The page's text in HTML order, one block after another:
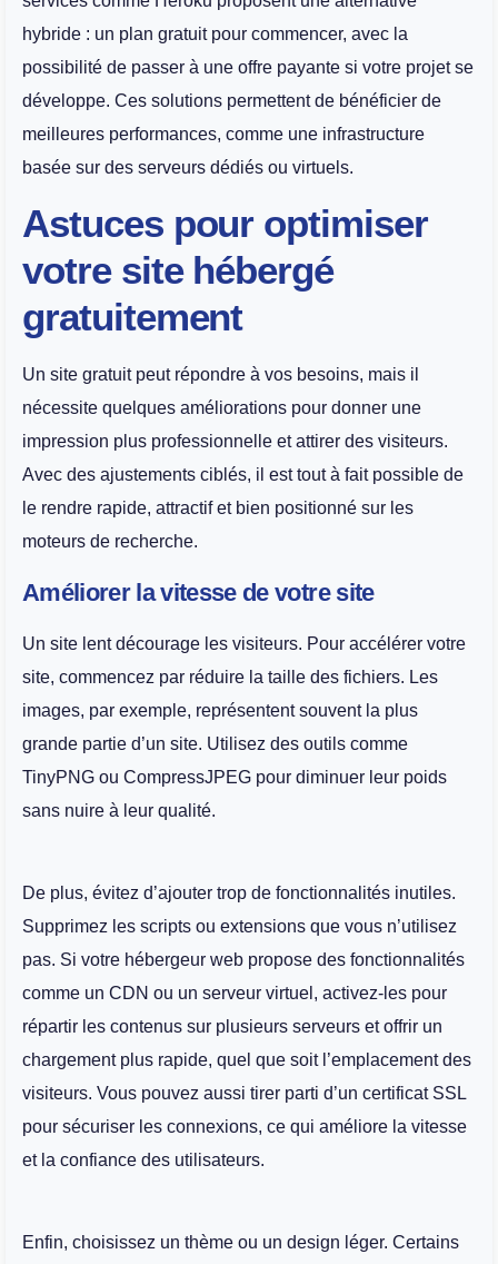
hybride : un plan gratuit pour commencer, avec la
possibilité de passer à une offre payante si votre projet se
développe. Ces solutions permettent de bénéficier de
meilleures performances, comme une infrastructure
basée sur des serveurs dédiés ou virtuels.
Astuces pour optimiser
votre site hébergé
gratuitement
Un site gratuit peut répondre à vos besoins, mais il
nécessite quelques améliorations pour donner une
impression plus professionnelle et attirer des visiteurs.
Avec des ajustements ciblés, il est tout à fait possible de
le rendre rapide, attractif et bien positionné sur les
moteurs de recherche.
Améliorer la vitesse de votre site
Un site lent décourage les visiteurs. Pour accélérer votre
site, commencez par réduire la taille des fichiers. Les
images, par exemple, représentent souvent la plus
grande partie d’un site. Utilisez des outils comme
TinyPNG ou CompressJPEG pour diminuer leur poids
sans nuire à leur qualité.
De plus, évitez d’ajouter trop de fonctionnalités inutiles.
Supprimez les scripts ou extensions que vous n’utilisez
pas. Si votre hébergeur web propose des fonctionnalités
comme un CDN ou un serveur virtuel, activez-les pour
répartir les contenus sur plusieurs serveurs et offrir un
chargement plus rapide, quel que soit l’emplacement des
visiteurs. Vous pouvez aussi tirer parti d’un certificat SSL
pour sécuriser les connexions, ce qui améliore la vitesse
et la confiance des utilisateurs.
Enfin, choisissez un thème ou un design léger. Certains